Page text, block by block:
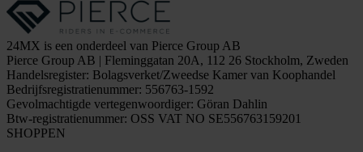
24MX is een onderdeel van Pierce Group AB
Pierce Group AB | Fleminggatan 20A, 112 26 Stockholm, Zweden
Handelsregister: Bolagsverket/Zweedse Kamer van Koophandel
Bedrijfsregistratienummer: 556763-1592
Gevolmachtigde vertegenwoordiger: Göran Dahlin
Btw-registratienummer: OSS VAT NO SE556763159201
SHOPPEN